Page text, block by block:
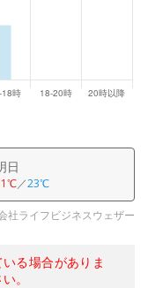
日
／23℃
社ライフビジネスウェザー
る場合がありま
。